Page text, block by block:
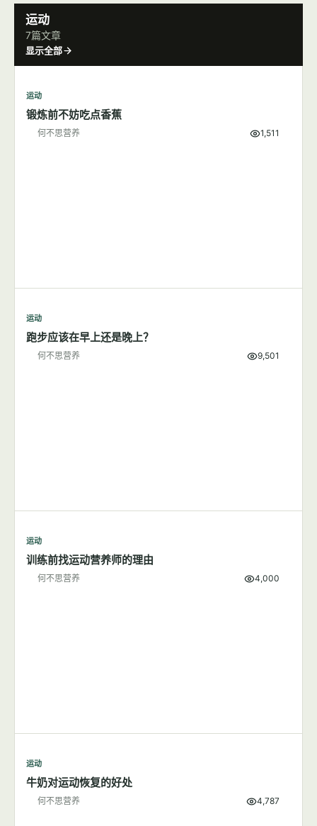
运动
7篇文章
显示全部
运动
锻炼前不妨吃点香蕉
何不思营养 1,511
运动
跑步应该在早上还是晚上？
何不思营养 9,501
运动
训练前找运动营养师的理由
何不思营养 4,000
运动
牛奶对运动恢复的好处
何不思营养 4,787